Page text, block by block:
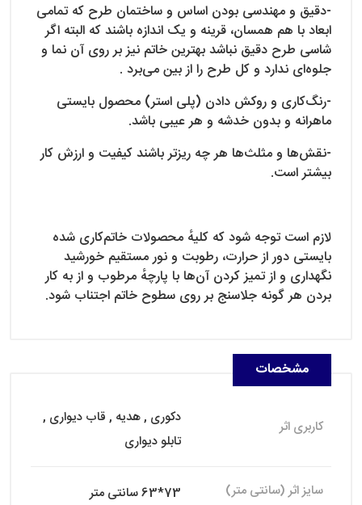
-دقیق و مهندسی بودن اساس و ساختمان طرح که تمامی
ابعاد با هم همسان، قرینه و یک اندازه باشند که البته اگر
شاسی طرح دقیق نباشد بهترین خاتم نیز بر روی آن نما و
جلوه‌ای ندارد و کل طرح را از بین می‌برد .
-رنگ‌کاری و روکش دادن (پلی استر) محصول بایستی
ماهرانه و بدون خدشه و هر عیبی باشد.
-نقش‌ها و مثلث‌ها هر چه ریزتر باشند کیفیت و ارزش کار
بیشتر است.
لازم است توجه شود که کلیهٔ محصولات خاتم‌کاری شده
بایستی دور از حرارت، رطوبت و نور مستقیم خورشید
نگهداری و از تمیز کردن آن‌ها با پارچهٔ مرطوب و از به کار
بردن هر گونه جلاسنج بر روی سطوح خاتم اجتناب شود.
مشخصات
کاربری اثر
دکوری , هدیه , قاب دیواری ,
تابلو دیواری
سایز اثر (سانتی متر) 73*63 سانتی متر